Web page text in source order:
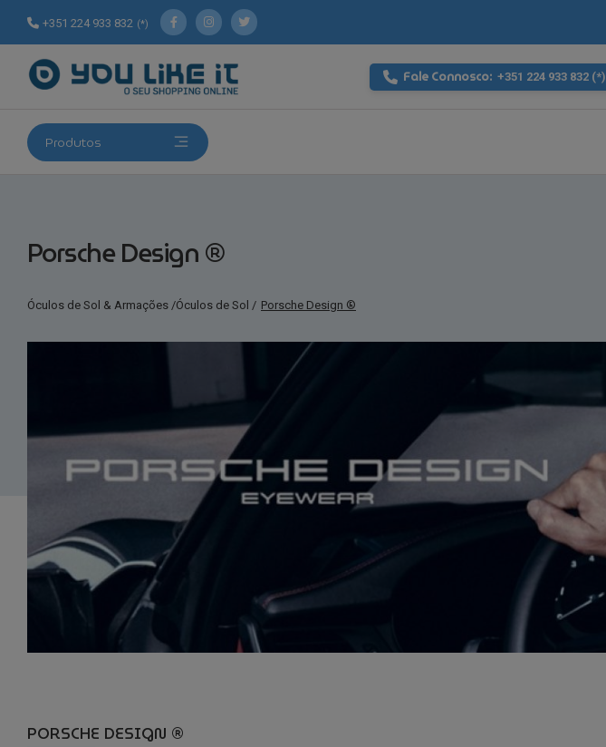
+351 224 933 832 (*)
Fale Connosco: +351 224 933 832 (*)
Produtos
Porsche Design ®
Óculos de Sol & Armações /Óculos de Sol / Porsche Design ®
PORSCHE DESIGN ®